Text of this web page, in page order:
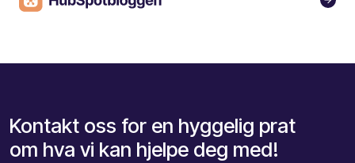
Kontakt oss for en hyggelig prat
om hva vi kan hjelpe deg med!